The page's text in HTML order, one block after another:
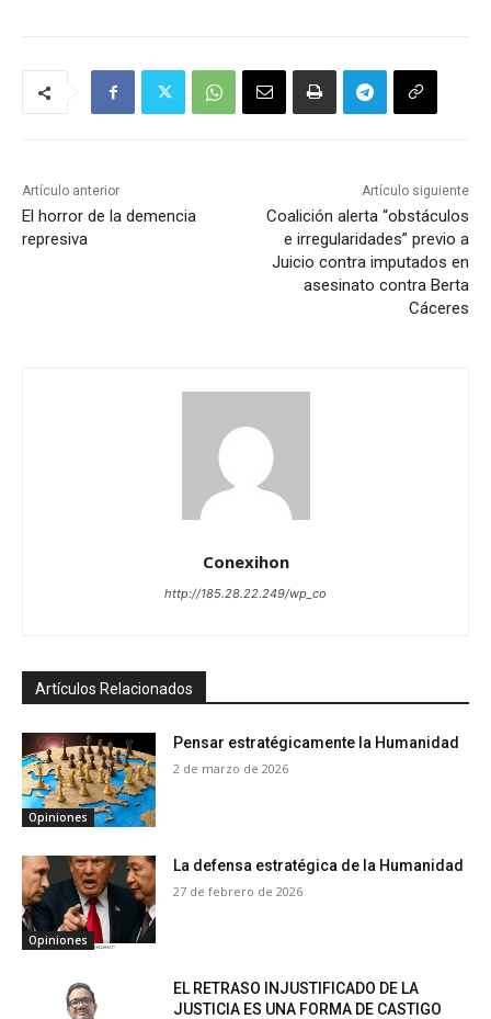
Artículo anterior
El horror de la demencia
represiva
Artículo siguiente
Coalición alerta “obstáculos
e irregularidades” previo a
Juicio contra imputados en
asesinato contra Berta
Cáceres
Conexihon
http://185.28.22.249/wp_co
Artículos Relacionados
Opiniones
Pensar estratégicamente la Humanidad
2 de marzo de 2026
Opiniones
La defensa estratégica de la Humanidad
27 de febrero de 2026
EL RETRASO INJUSTIFICADO DE LA
JUSTICIA ES UNA FORMA DE CASTIGO